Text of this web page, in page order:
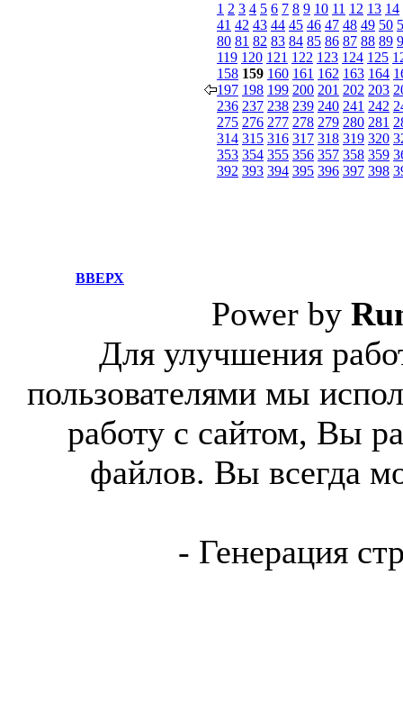
1 2 3 4 5 6 7 8 9 10 11 12 13 14
41 42 43 44 45 46 47 48 49 50
80 81 82 83 84 85 86 87 88 89
119 120 121 122 123 124 125
158 159 160 161 162 163 164
197 198 199 200 201 202 203
236 237 238 239 240 241 242
275 276 277 278 279 280 281
314 315 316 317 318 319 320
353 354 355 356 357 358 359
392 393 394 395 396 397 398
ВВЕРХ
Power by
Для улучшения
пользователями мы
работу с сайтом, Вы
файлов. Вы всегда
- Генерация